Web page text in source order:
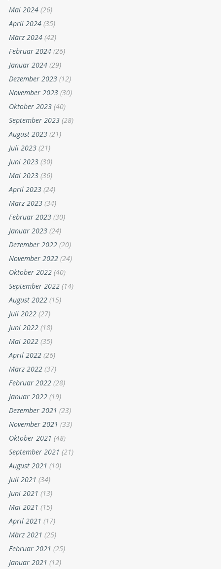
Mai 2024 (26)
April 2024 (35)
März 2024 (42)
Februar 2024 (26)
Januar 2024 (29)
Dezember 2023 (12)
November 2023 (30)
Oktober 2023 (40)
September 2023 (28)
August 2023 (21)
Juli 2023 (21)
Juni 2023 (30)
Mai 2023 (36)
April 2023 (24)
März 2023 (34)
Februar 2023 (30)
Januar 2023 (24)
Dezember 2022 (20)
November 2022 (24)
Oktober 2022 (40)
September 2022 (14)
August 2022 (15)
Juli 2022 (27)
Juni 2022 (18)
Mai 2022 (35)
April 2022 (26)
März 2022 (37)
Februar 2022 (28)
Januar 2022 (19)
Dezember 2021 (23)
November 2021 (33)
Oktober 2021 (48)
September 2021 (21)
August 2021 (10)
Juli 2021 (34)
Juni 2021 (13)
Mai 2021 (15)
April 2021 (17)
März 2021 (25)
Februar 2021 (25)
Januar 2021 (12)